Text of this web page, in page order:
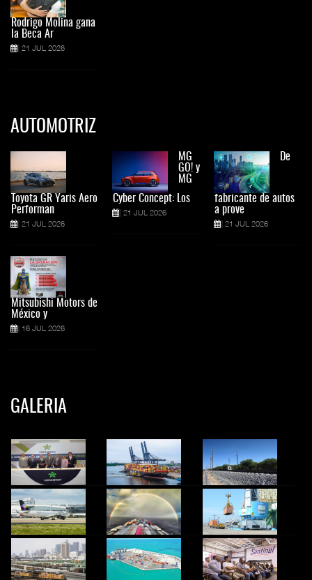
Rodrigo Molina gana
la Beca Ar
21 JUL 2026
AUTOMOTRIZ
Toyota GR Yaris Aero
Performan
21 JUL 2026
Mitsubishi Motors de
México y
16 JUL 2026
MG
GO! y
MG
Cyber Concept: Los
21 JUL 2026
De
fabricante de autos
a prove
21 JUL 2026
GALERIA